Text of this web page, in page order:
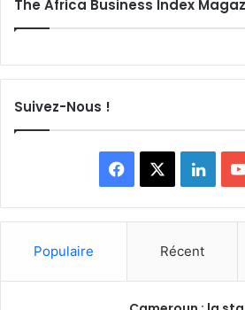
The Africa Business Index
Suivez-Nous !
Facebook
Populaire Récent